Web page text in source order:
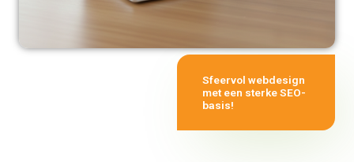
Sfeervol webdesign
met een sterke SEO-
basis!